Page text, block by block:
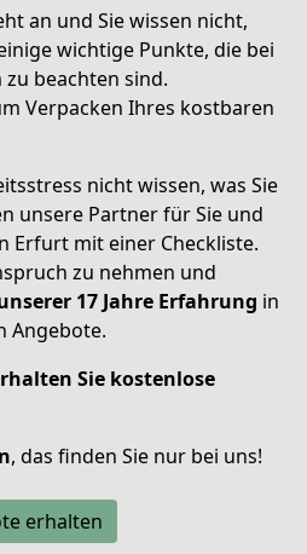
an und Sie wissen nicht,
wichtige Punkte, die bei
beachten sind.
Verpacken Ihres kostbaren
nicht wissen, was Sie
unsere Partner für Sie und
Erfurt mit einer Checkliste.
zu nehmen und
17 Jahre Erfahrung in
Angebote.
Sie kostenlose
, das finden Sie nur bei uns!
erhalten